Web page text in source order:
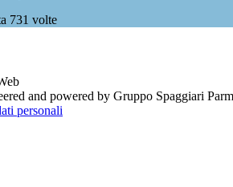
731 volte
and powered by Gruppo Spaggiari
personali